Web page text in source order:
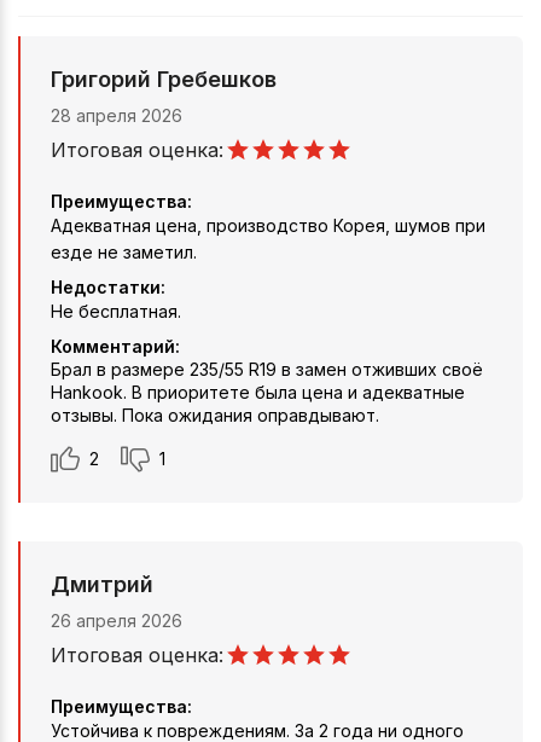
Григорий Гребешков
28 апреля 2026
Итоговая оценка:
Преимущества:
Адекватная цена, производство Корея, шумов при
езде не заметил.
Недостатки:
Не бесплатная.
Комментарий:
Брал в размере 235/55 R19 в замен отживших своё
Hankook. В приоритете была цена и адекватные
отзывы. Пока ожидания оправдывают.
2 1
Дмитрий
26 апреля 2026
Итоговая оценка:
Преимущества:
Устойчива к повреждениям. За 2 года ни одного